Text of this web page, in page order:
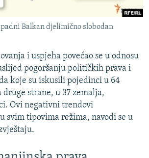
Balkan djelimično slobodan
i uspjeha povećao se u odnosu
pogoršanju političkih prava i
koje su iskusili pojedinci u 64
druge strane, u 37 zemalja,
Ovi negativni trendovi
svim tipovima režima, navodi se u